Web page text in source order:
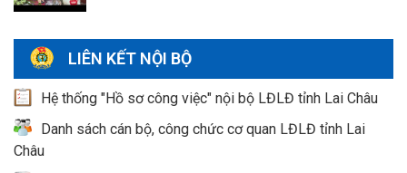
LIÊN KẾT NỘI BỘ
Hệ thống "Hồ sơ công việc" nội bộ LĐLĐ tỉnh Lai Châu
Danh sách cán bộ, công chức cơ quan LĐLĐ tỉnh Lai
Châu